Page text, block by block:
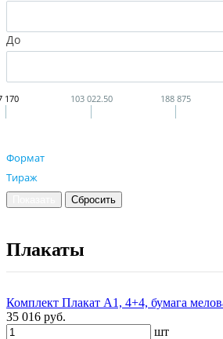
До
170 103 022.50 188 875
Формат
Тираж
Плакаты
Комплект Плакат А1, 4+4, бумага
35 016 руб.
шт